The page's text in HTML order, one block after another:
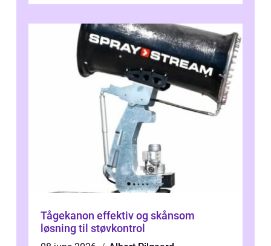
Tågekanon effektiv og skånsom
løsning til støvkontrol